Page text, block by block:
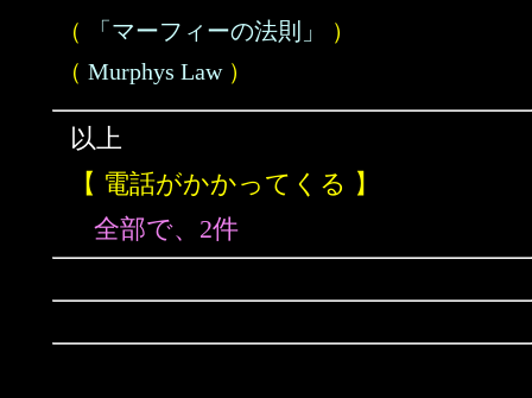
（ 「マーフィーの法則」
）
（ Murphys Law）
以上
【 電話がかかってくる 】
全部で、2件